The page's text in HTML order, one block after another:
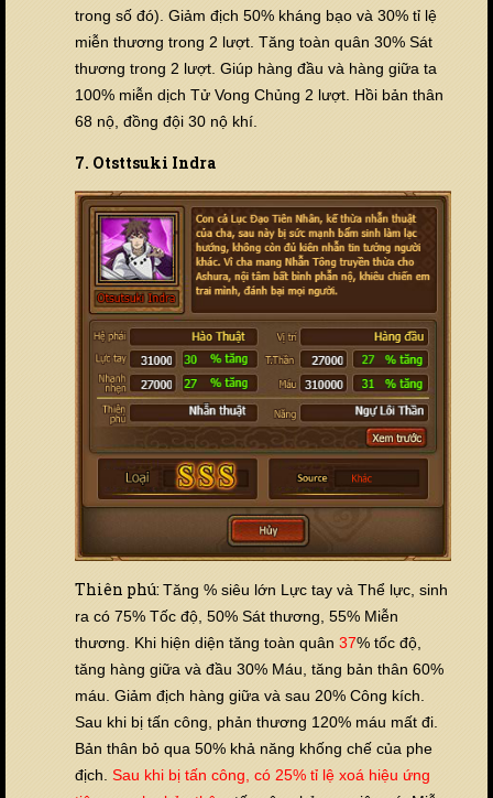
trong số đó). Giảm địch 50% kháng bạo và 30% tỉ lệ
miễn thương trong 2 lượt. Tăng toàn quân 30% Sát
thương trong 2 lượt. Giúp hàng đầu và hàng giữa ta
100% miễn dịch Tử Vong Chủng 2 lượt. Hồi bản thân
68 nộ, đồng đội 30 nộ khí.
7. Otsttsuki Indra
Thiên phú: Tăng % siêu lớn Lực tay và Thể lực, sinh
ra có 75% Tốc độ, 50% Sát thương, 55% Miễn
thương. Khi hiện diện tăng toàn quân 37% tốc độ,
tăng hàng giữa và đầu 30% Máu, tăng bản thân 60%
máu. Giảm địch hàng giữa và sau 20% Công kích.
Sau khi bị tấn công, phản thương 120% máu mất đi.
Bản thân bỏ qua 50% khả năng khống chế của phe
địch. Sau khi bị tấn công, có 25% tỉ lệ xoá hiệu ứng